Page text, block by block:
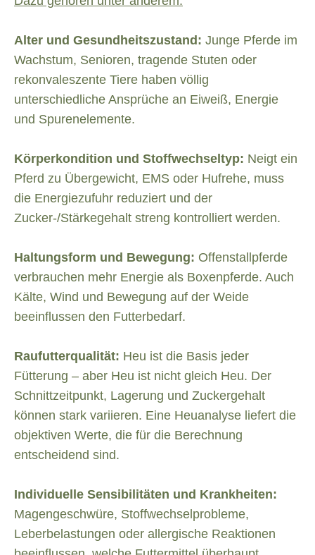
Alter und Gesundheitszustand: Junge Pferde im
Wachstum, Senioren, tragende Stuten oder
rekonvaleszente Tiere haben völlig
unterschiedliche Ansprüche an Eiweiß, Energie
und Spurenelemente.
Körperkondition und Stoffwechseltyp: Neigt ein
Pferd zu Übergewicht, EMS oder Hufrehe, muss
die Energiezufuhr reduziert und der
Zucker-/Stärkegehalt streng kontrolliert werden.
Haltungsform und Bewegung: Offenstallpferde
verbrauchen mehr Energie als Boxenpferde. Auch
Kälte, Wind und Bewegung auf der Weide
beeinflussen den Futterbedarf.
Raufutterqualität: Heu ist die Basis jeder
Fütterung – aber Heu ist nicht gleich Heu. Der
Schnittzeitpunkt, Lagerung und Zuckergehalt
können stark variieren. Eine Heuanalyse liefert die
objektiven Werte, die für die Berechnung
entscheidend sind.
Individuelle Sensibilitäten und Krankheiten:
Magengeschwüre, Stoffwechselprobleme,
Leberbelastungen oder allergische Reaktionen